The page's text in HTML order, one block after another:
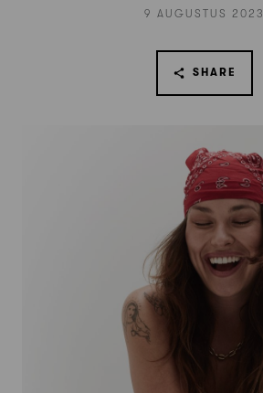
9 AUGUSTUS 2023
SHARE